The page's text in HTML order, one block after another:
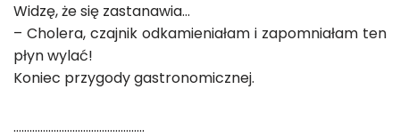
Widzę, że się zastanawia…
– Cholera, czajnik odkamieniałam i zapomniałam ten
płyn wylać!
Koniec przygody gastronomicznej.
………………………………………….